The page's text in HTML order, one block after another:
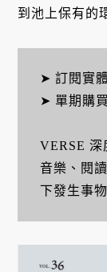
到池上保有的
➤ 訂閱實
➤ 單期購
VERSE 深
音樂、閱
下發生事